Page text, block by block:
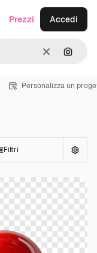
CancellaCerca
Prezzi Accedi
Personalizza un
Filtri